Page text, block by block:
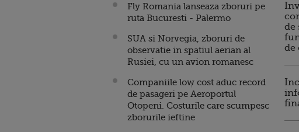
Fly Romania lanseaza zboruri pe
ruta Bucuresti - Palermo
SUA si Norvegia, zboruri de
observatie in spatiul aerian al
Rusiei, cu un avion romanesc
Companiile low cost aduc record
de pasageri pe Aeroportul
Otopeni. Costurile care scumpesc
zborurile ieftine
de
de